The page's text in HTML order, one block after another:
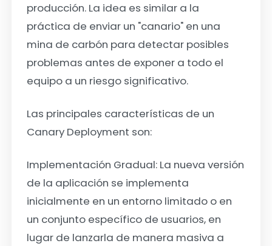
producción. La idea es similar a la
práctica de enviar un "canario" en una
mina de carbón para detectar posibles
problemas antes de exponer a todo el
equipo a un riesgo significativo.
Las principales características de un
Canary Deployment son:
Implementación Gradual: La nueva versión
de la aplicación se implementa
inicialmente en un entorno limitado o en
un conjunto específico de usuarios, en
lugar de lanzarla de manera masiva a